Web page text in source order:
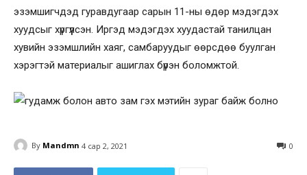
эзэмшигчдэд гуравдугаар сарын 11-ны өдөр мэдэгдэх
хуудсыг хүргүүлсэн. Иргэд мэдэгдэх хуудастай танилцан
хувийн эзэмшлийн хаяг, самбаруудыг өөрсдөө буулган
хэрэгтэй материалыг ашиглах бүрэн боломжтой.
By Mandmn 4 сар 2, 2021 0